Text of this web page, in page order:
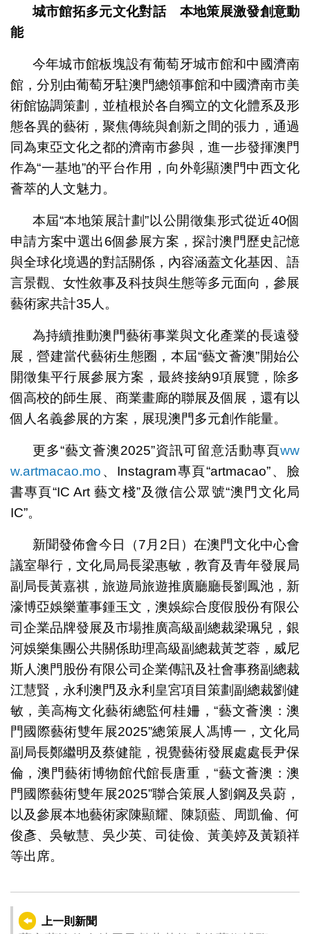
城市館拓多元文化對話 本地策展激發創意動
能
今年城市館板塊設有葡萄牙城市館和中國濟南
館，分別由葡萄牙駐澳門總領事館和中國濟南市美
術館協調策劃，並植根於各自獨立的文化體系及形
態各異的藝術，聚焦傳統與創新之間的張力，通過
同為東亞文化之都的濟南市參與，進一步發揮澳門
作為“一基地”的平台作用，向外彰顯澳門中西文化
薈萃的人文魅力。
本屆“本地策展計劃”以公開徵集形式從近40個
申請方案中選出6個參展方案，探討澳門歷史記憶
與全球化境遇的對話關係，內容涵蓋文化基因、語
言景觀、女性敘事及科技與生態等多元面向，參展
藝術家共計35人。
為持續推動澳門藝術事業與文化產業的長遠發
展，營建當代藝術生態圈，本屆“藝文薈澳”開始公
開徵集平行展參展方案，最終接納9項展覽，除多
個高校的師生展、商業畫廊的聯展及個展，還有以
個人名義參展的方案，展現澳門多元創作能量。
更多“藝文薈澳2025”資訊可留意活動專頁ww
w.artmacao.mo 、Instagram專頁“artmacao”、臉
書專頁“IC Art 藝文棧”及微信公眾號“澳門文化局
IC”。
新聞發佈會今日（7月2日）在澳門文化中心會
議室舉行，文化局局長梁惠敏，教育及青年發展局
副局長黃嘉祺，旅遊局旅遊推廣廳廳長劉鳳池，新
濠博亞娛樂董事鍾玉文，澳娛綜合度假股份有限公
司企業品牌發展及市場推廣高級副總裁梁珮兒，銀
河娛樂集團公共關係助理高級副總裁黃芝蓉，威尼
斯人澳門股份有限公司企業傳訊及社會事務副總裁
江慧賢，永利澳門及永利皇宮項目策劃副總裁劉健
敏，美高梅文化藝術總監何桂姍，“藝文薈澳：澳
門國際藝術雙年展2025”總策展人馮博一，文化局
副局長鄭繼明及蔡健龍，視覺藝術發展處處長尹保
倫，澳門藝術博物館代館長唐重，“藝文薈澳：澳
門國際藝術雙年展2025”聯合策展人劉鋼及吳蔚，
以及參展本地藝術家陳顯耀、陳頴藍、周凱倫、何
俊彥、吳敏慧、吳少英、司徒儉、黃美婷及黃穎祥
等出席。
上一則新聞